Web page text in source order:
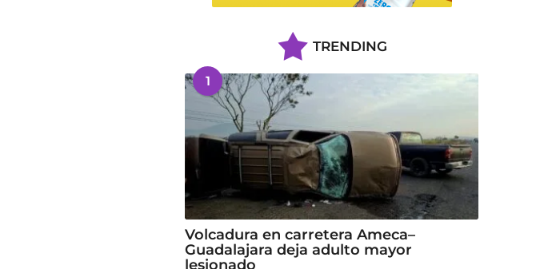
TRENDING
1
Volcadura en carretera Ameca–
Guadalajara deja adulto mayor
lesionado